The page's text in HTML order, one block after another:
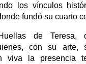
los vínculos
fundó su cuarto
de Teresa,
con su arte,
viva la presencia